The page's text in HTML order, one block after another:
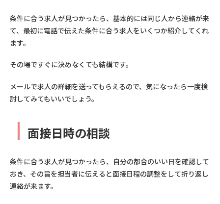
条件に合う求人が見つかったら、基本的には同じ人から連絡が来
て、最初に電話で伝えた条件に合う求人をいくつか紹介してくれ
ます。
その場ですぐに決めなくても結構です。
メールで求人の詳細を送ってもらえるので、気になったら一度検
討してみてもいいでしょう。
┃ 面接日時の相談
条件に合う求人が見つかったら、自分の都合のいい日を確認して
おき、その旨を担当者に伝えると面接日程の調整をして折り返し
連絡が来ます。